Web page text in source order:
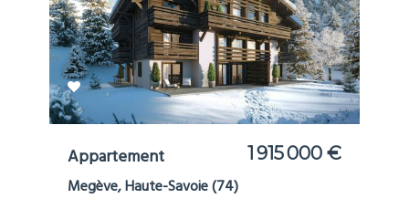
Appartement 1 915 000 €
Megève, Haute-Savoie (74)